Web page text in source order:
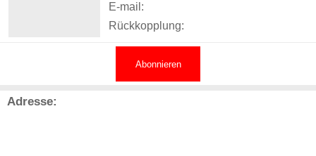
E-mail:
Rückkopplung:
Abonnieren
Adresse: